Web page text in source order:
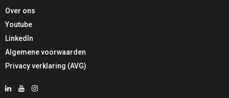
Medewerkers met veel online meetings
Hybride werken
Servicedesks
IT-gestandaardiseerde werkplekken
✅ Voordelen
Over ons
Youtube
LinkedIn
Algemene voorwaarden
Privacy verklaring (AVG)